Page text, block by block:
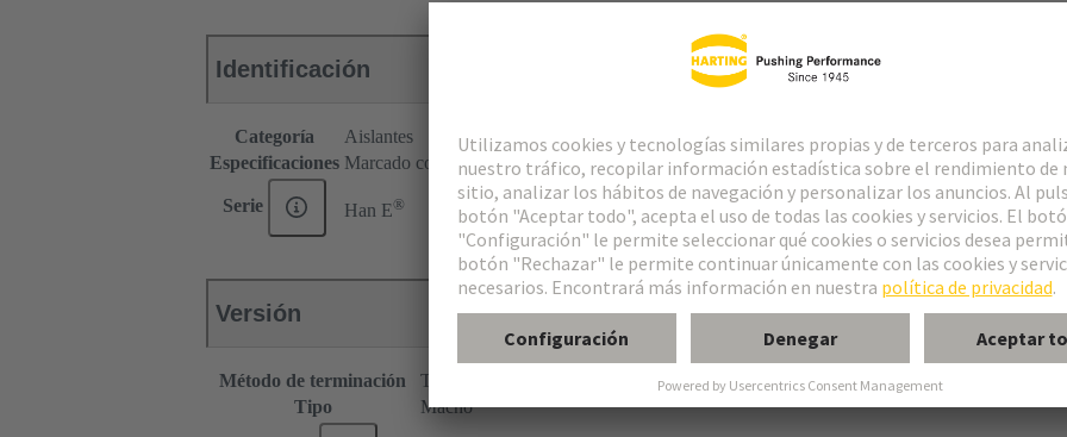
Identificación
Categoría
Aislantes
Especificaciones Marcado continuo
Serie Han E®
Versión
Método de terminación
Terminación de tornillo
Tipo
Macho